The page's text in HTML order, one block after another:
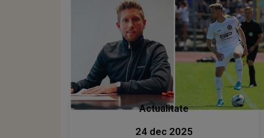
Actualitate
24 dec 2025